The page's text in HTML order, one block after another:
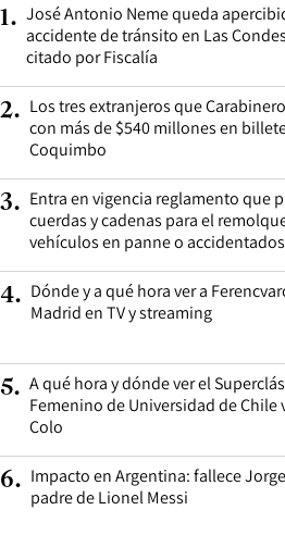
1. José Antonio Neme queda
accidente de tránsito en Las
citado por Fiscalía
2. Los tres extranjeros que
con más de $540 millones en
Coquimbo
3. Entra en vigencia reglamento que
cuerdas y cadenas para el
vehículos en panne o accidentados
4. Dónde y a qué hora ver a
Madrid en TV y streaming
5. A qué hora y dónde ver el
Femenino de Universidad de Chile
Colo
6. Impacto en Argentina: fallece
padre de Lionel Messi